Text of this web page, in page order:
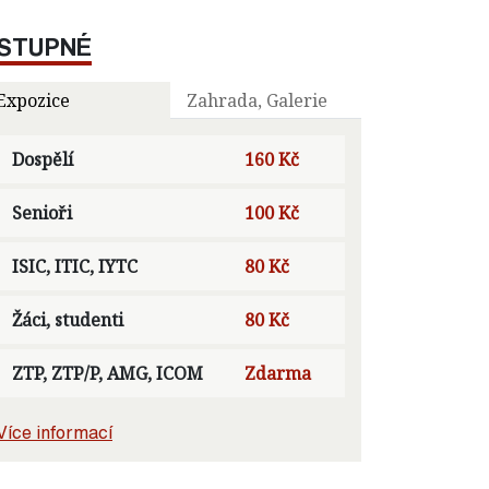
Zahrada, Galerie
Dospělí 160 Kč
Senioři 100 Kč
ISIC, ITIC, IYTC 80 Kč
Žáci, studenti 80 Kč
ZTP, ZTP/P, AMG, ICOM Zdarma
informací